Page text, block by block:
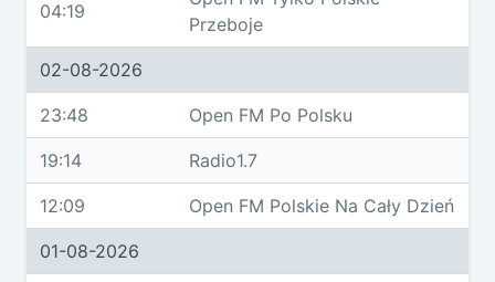
04:19
Przeboje
02-08-2026
23:48 Open FM Po Polsku
19:14 Radio1.7
12:09 Open FM Polskie Na Cały Dzień
01-08-2026